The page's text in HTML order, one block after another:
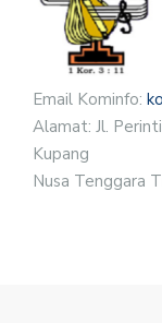
Email Kominfo:
Alamat: Jl.
Kupang
Nusa Tenggara